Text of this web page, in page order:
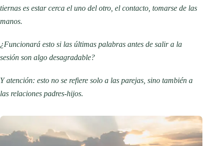
tiernas es estar cerca el uno del otro, el contacto, tomarse de las
manos.
¿Funcionará esto si las últimas palabras antes de salir a la
sesión son algo desagradable?
Y atención: esto no se refiere solo a las parejas, sino también a
las relaciones padres-hijos.